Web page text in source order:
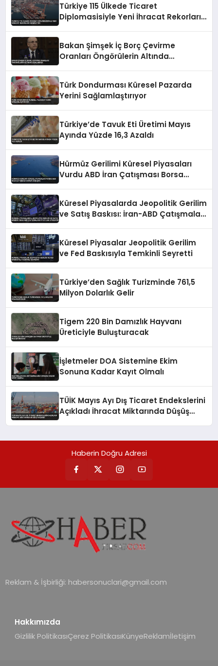
Türkiye 115 Ülkede Ticaret
Diplomasisiyle Yeni İhracat Rekorları
Bakan Şimşek İç Borç Çevirme
Oranları Öngörülerin Altında
Türk Dondurması Küresel Pazarda
Yerini Sağlamlaştırıyor
Türkiye’de Tavuk Eti Üretimi Mayıs
Ayında Yüzde 16,3 Azaldı
Hürmüz Gerilimi Küresel Piyasaları
Vurdu ABD İran Çatışması Borsa
Küresel Piyasalarda Jeopolitik Gerilim
ve Satış Baskısı: İran-ABD Çatışmaları
Küresel Piyasalar Jeopolitik Gerilim
ve Fed Baskısıyla Temkinli Seyretti
Türkiye’den Sağlık Turizminde 761,5
Milyon Dolarlık Gelir
Tigem 220 Bin Damızlık Hayvanı
Üreticiyle Buluşturacak
İşletmeler DOA Sistemine Ekim
Sonuna Kadar Kayıt Olmalı
TÜİK Mayıs Ayı Dış Ticaret Endekslerini
Açıkladı İhracat Miktarında Düşüş
Haberin Doğru Adresi
Reklam & İşbirliği: habersonuclari@gmail.com
Hakkımızda
Gizlilik PolitikasıÇerez PolitikasıKünyeReklamİletişim